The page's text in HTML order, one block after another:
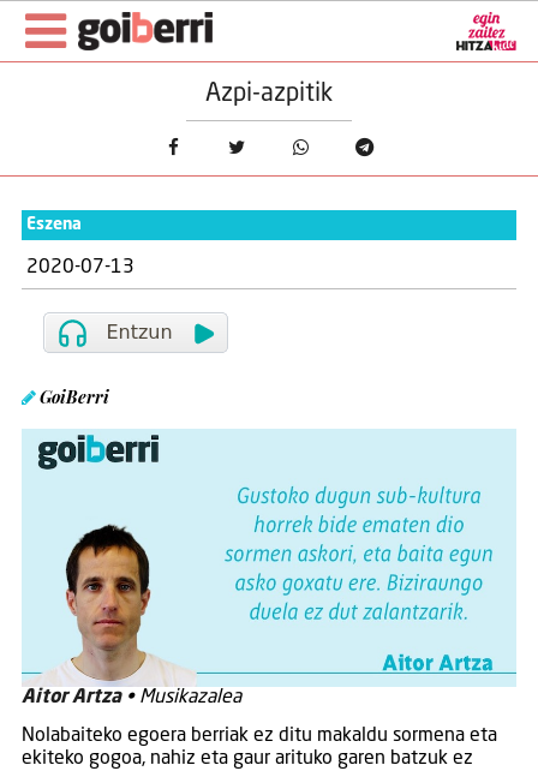
Azpi-azpitik
Eszena
2020-07-13
GoiBerri
Aitor Artza• Musikazalea
Nolabaiteko egoera berriak ez ditu makaldu sormena eta
ekiteko gogoa, nahiz eta gaur arituko garen batzuk ez